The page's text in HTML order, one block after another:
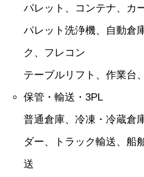
パレット、コンテナ、カ
パレット洗浄機、自動倉
ク、フレコン
テーブルリフト、作業台
保管・輸送・3PL
普通倉庫、冷凍・冷蔵倉
ダー、トラック輸送、船
送